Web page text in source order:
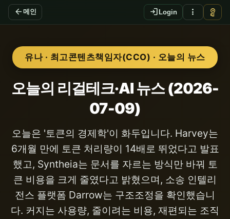
arrow_back 메인 login Login more_vert vpn_key
유나 · 최고콘텐츠책임자(CCO) · 오늘의 뉴스
오늘의 리걸테크·AI 뉴스 (2026-
07-09)
오늘은 '토큰의 경제학'이 화두입니다. Harvey는
6개월 만에 토큰 처리량이 14배로 뛰었다고 발표
했고, Syntheia는 문서를 자르는 방식만 바꿔 토
큰 비용을 크게 줄였다고 밝혔으며, 소송 인텔리
전스 플랫폼 Darrow는 구조조정을 확인했습니
다. 커지는 사용량, 줄이려는 비용, 재편되는 조직